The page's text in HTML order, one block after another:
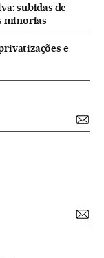
subidas de
minorias
e